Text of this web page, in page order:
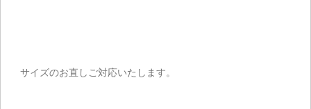
サイズのお直しご対応いたします。